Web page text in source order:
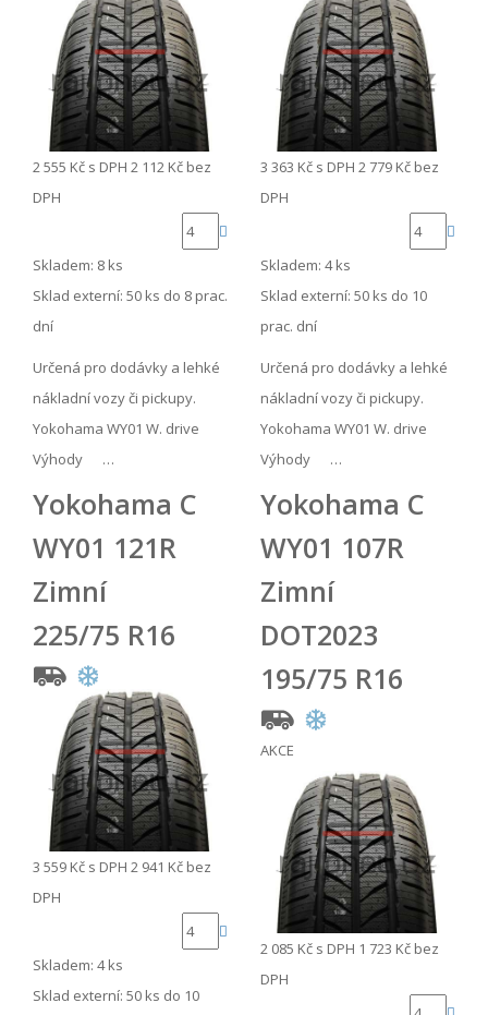
2 555 Kč s DPH 2 112 Kč bez
DPH
Skladem: 8 ks
Sklad externí: 50 ks do 8 prac.
dní
Určená pro dodávky a lehké
nákladní vozy či pickupy.
Yokohama WY01 W. drive
Výhody …
3 363 Kč s DPH 2 779 Kč bez
DPH
Skladem: 4 ks
Sklad externí: 50 ks do 10
prac. dní
Určená pro dodávky a lehké
nákladní vozy či pickupy.
Yokohama WY01 W. drive
Výhody …
Yokohama C
WY01 121R
Zimní
225/75 R16
3 559 Kč s DPH 2 941 Kč bez
DPH
Skladem: 4 ks
Sklad externí: 50 ks do 10
Yokohama C
WY01 107R
Zimní
DOT2023
195/75 R16
AKCE
2 085 Kč s DPH 1 723 Kč bez
DPH